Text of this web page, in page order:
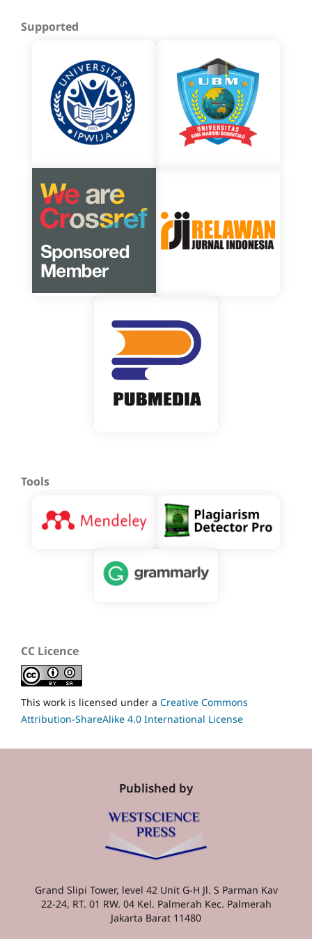
Supported
Tools
CC Licence
This work is licensed under a Creative Commons
Attribution-ShareAlike 4.0 International License
Published by
Grand Slipi Tower, level 42 Unit G-H Jl. S Parman Kav
22-24, RT. 01 RW. 04 Kel. Palmerah Kec. Palmerah
Jakarta Barat 11480